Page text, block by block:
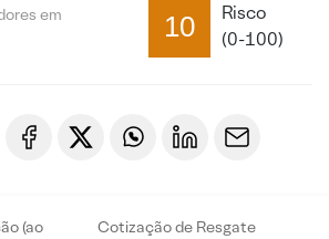
em
10
Risco
(0-100)
(ao
Cotização de Resgate